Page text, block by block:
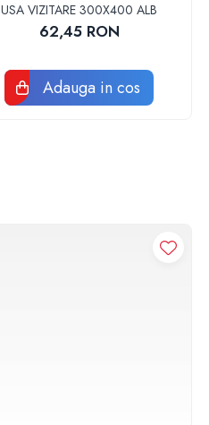
USA VIZITARE 300X400 ALB
62,45 RON
Adauga in cos